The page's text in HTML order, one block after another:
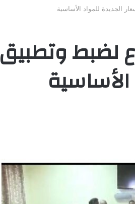
الجديدة للمواد الأساسية
لضبط وتطبيق
الأساسية